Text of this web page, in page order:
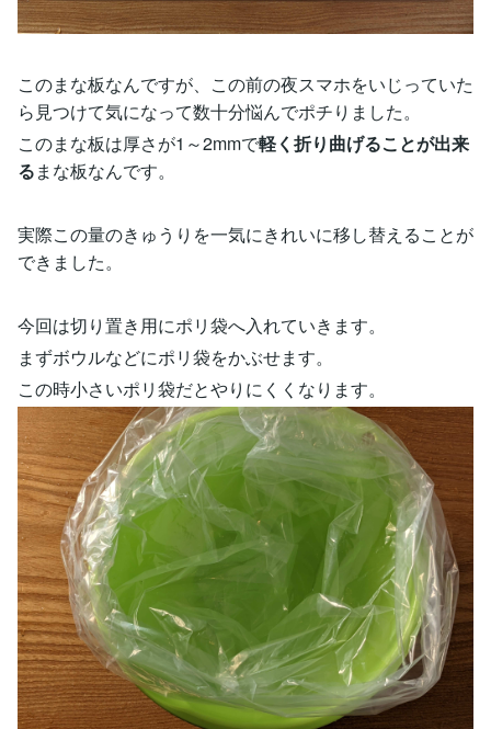
このまな板なんですが、この前の夜スマホをいじっていた
ら見つけて気になって数十分悩んでポチりました。
このまな板は厚さが1～2mmで軽く折り曲げることが出来
るまな板なんです。
実際この量のきゅうりを一気にきれいに移し替えることが
できました。
今回は切り置き用にポリ袋へ入れていきます。
まずボウルなどにポリ袋をかぶせます。
この時小さいポリ袋だとやりにくくなります。